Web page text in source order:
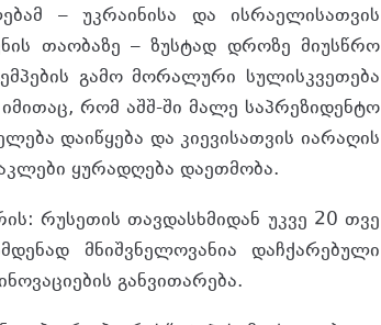
– უკრაინისა და ისრაელისათვის
თაობაზე – ზუსტად დროზე მიუსწრო
გამო მორალური სულისკვეთება
რომ აშშ-ში მალე საპრეზიდენტო
დაიწყება და კიევისათვის იარაღის
ყურადღება დაეთმობა.
რუსეთის თავდასხმიდან უკვე 20 თვე
მნიშვნელოვანია დაჩქარებული
განვითარება.